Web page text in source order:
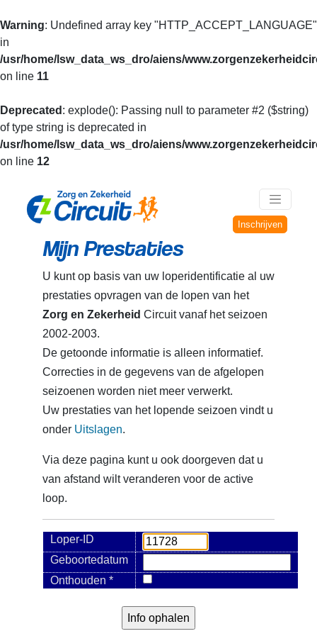
Warning: Undefined array key "HTTP_ACCEPT_LANGUAGE"
in
/usr/home/lsw_data_ws_dro/aiens/
on line 11
Deprecated : explode(): Passing null to parameter #2 ($string)
of type string is deprecated in
/usr/home/lsw_data_ws_dro/aiens/
on line 12
Inschrijven
Mijn Prestaties
U kunt op basis van uw loperidentificatie al uw
prestaties opvragen van de lopen van het
Zorg en Zekerheid Circuit vanaf het seizoen
2002-2003.
De getoonde informatie is alleen informatief.
Correcties in de gegevens van de afgelopen
seizoenen worden niet meer verwerkt.
Uw prestaties van het lopende seizoen vindt u
onder Uitslagen.
Via deze pagina kunt u ook doorgeven dat u
van afstand wilt veranderen voor de active
loop.
Loper-ID
Geboortedatum
Onthouden *